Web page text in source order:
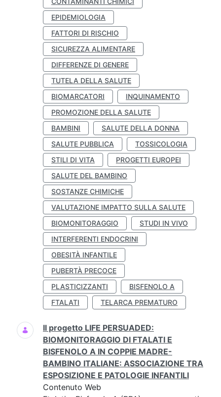
EPIDEMIOLOGIA
FATTORI DI RISCHIO
SICUREZZA ALIMENTARE
DIFFERENZE DI GENERE
TUTELA DELLA SALUTE
BIOMARCATORI
INQUINAMENTO
PROMOZIONE DELLA SALUTE
BAMBINI
SALUTE DELLA DONNA
SALUTE PUBBLICA
TOSSICOLOGIA
STILI DI VITA
PROGETTI EUROPEI
SALUTE DEL BAMBINO
SOSTANZE CHIMICHE
VALUTAZIONE IMPATTO SULLA SALUTE
BIOMONITORAGGIO
STUDI IN VIVO
INTERFERENTI ENDOCRINI
OBESITÀ INFANTILE
PUBERTÀ PRECOCE
PLASTICIZZANTI
BISFENOLO A
FTALATI
TELARCA PREMATURO
Il progetto LIFE PERSUADED:
BIOMONITORAGGIO DI FTALATI E
BISFENOLO A IN COPPIE MADRE-
BAMBINO ITALIANE: ASSOCIAZIONE TRA
ESPOSIZIONE E PATOLOGIE INFANTILI
Contenuto Web